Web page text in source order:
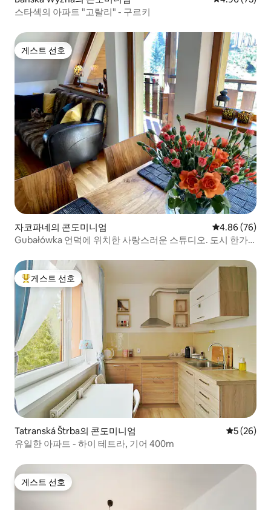
스타셱의 아파트 "고랄리" - 구르키
게스트 선호
게스트 선호
자코파네의 콘도미니엄 평점 4.86점(5
4.86 (76)
Gubałówka 언덕에 위치한 사랑스러운 스튜디오. 도시 한가
상위 게스트 선호
게스트 선호
Tatranská Štrba의 콘도미니엄 평점 5점(5
5 (26)
유일한 아파트 - 하이 테트라, 기어 400m
게스트 선호
게스트 선호